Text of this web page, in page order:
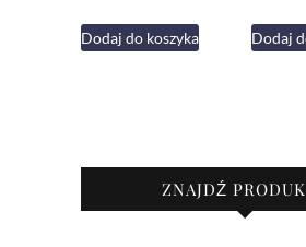
Dodaj do koszyka Dodaj
ZNAJDŹ